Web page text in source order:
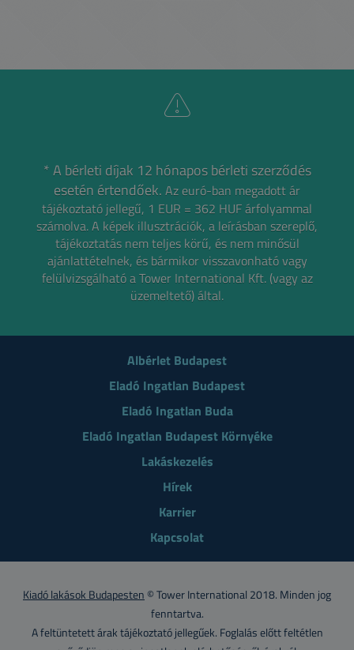
* A bérleti díjak 12 hónapos bérleti szerződés
esetén értendőek. Az euró-ban megadott ár
tájékoztató jellegű, 1 EUR = 362 HUF árfolyammal
számolva.A képek illusztrációk, a leírásban szereplő,
tájékoztatás nem teljes körű, és nem minősül
ajánlattételnek, és bármikor visszavonható vagy
felülvizsgálható a Tower International Kft. (vagy az
üzemeltető) által.
Albérlet Budapest
Eladó Ingatlan Budapest
Eladó Ingatlan Buda
Eladó Ingatlan Budapest Környéke
Lakáskezelés
Hírek
Karrier
Kapcsolat
Kiadó lakások Budapesten © Tower International 2018. Minden jog
fenntartva.
A feltüntetett árak tájékoztató jellegűek. Foglalás előtt feltétlen